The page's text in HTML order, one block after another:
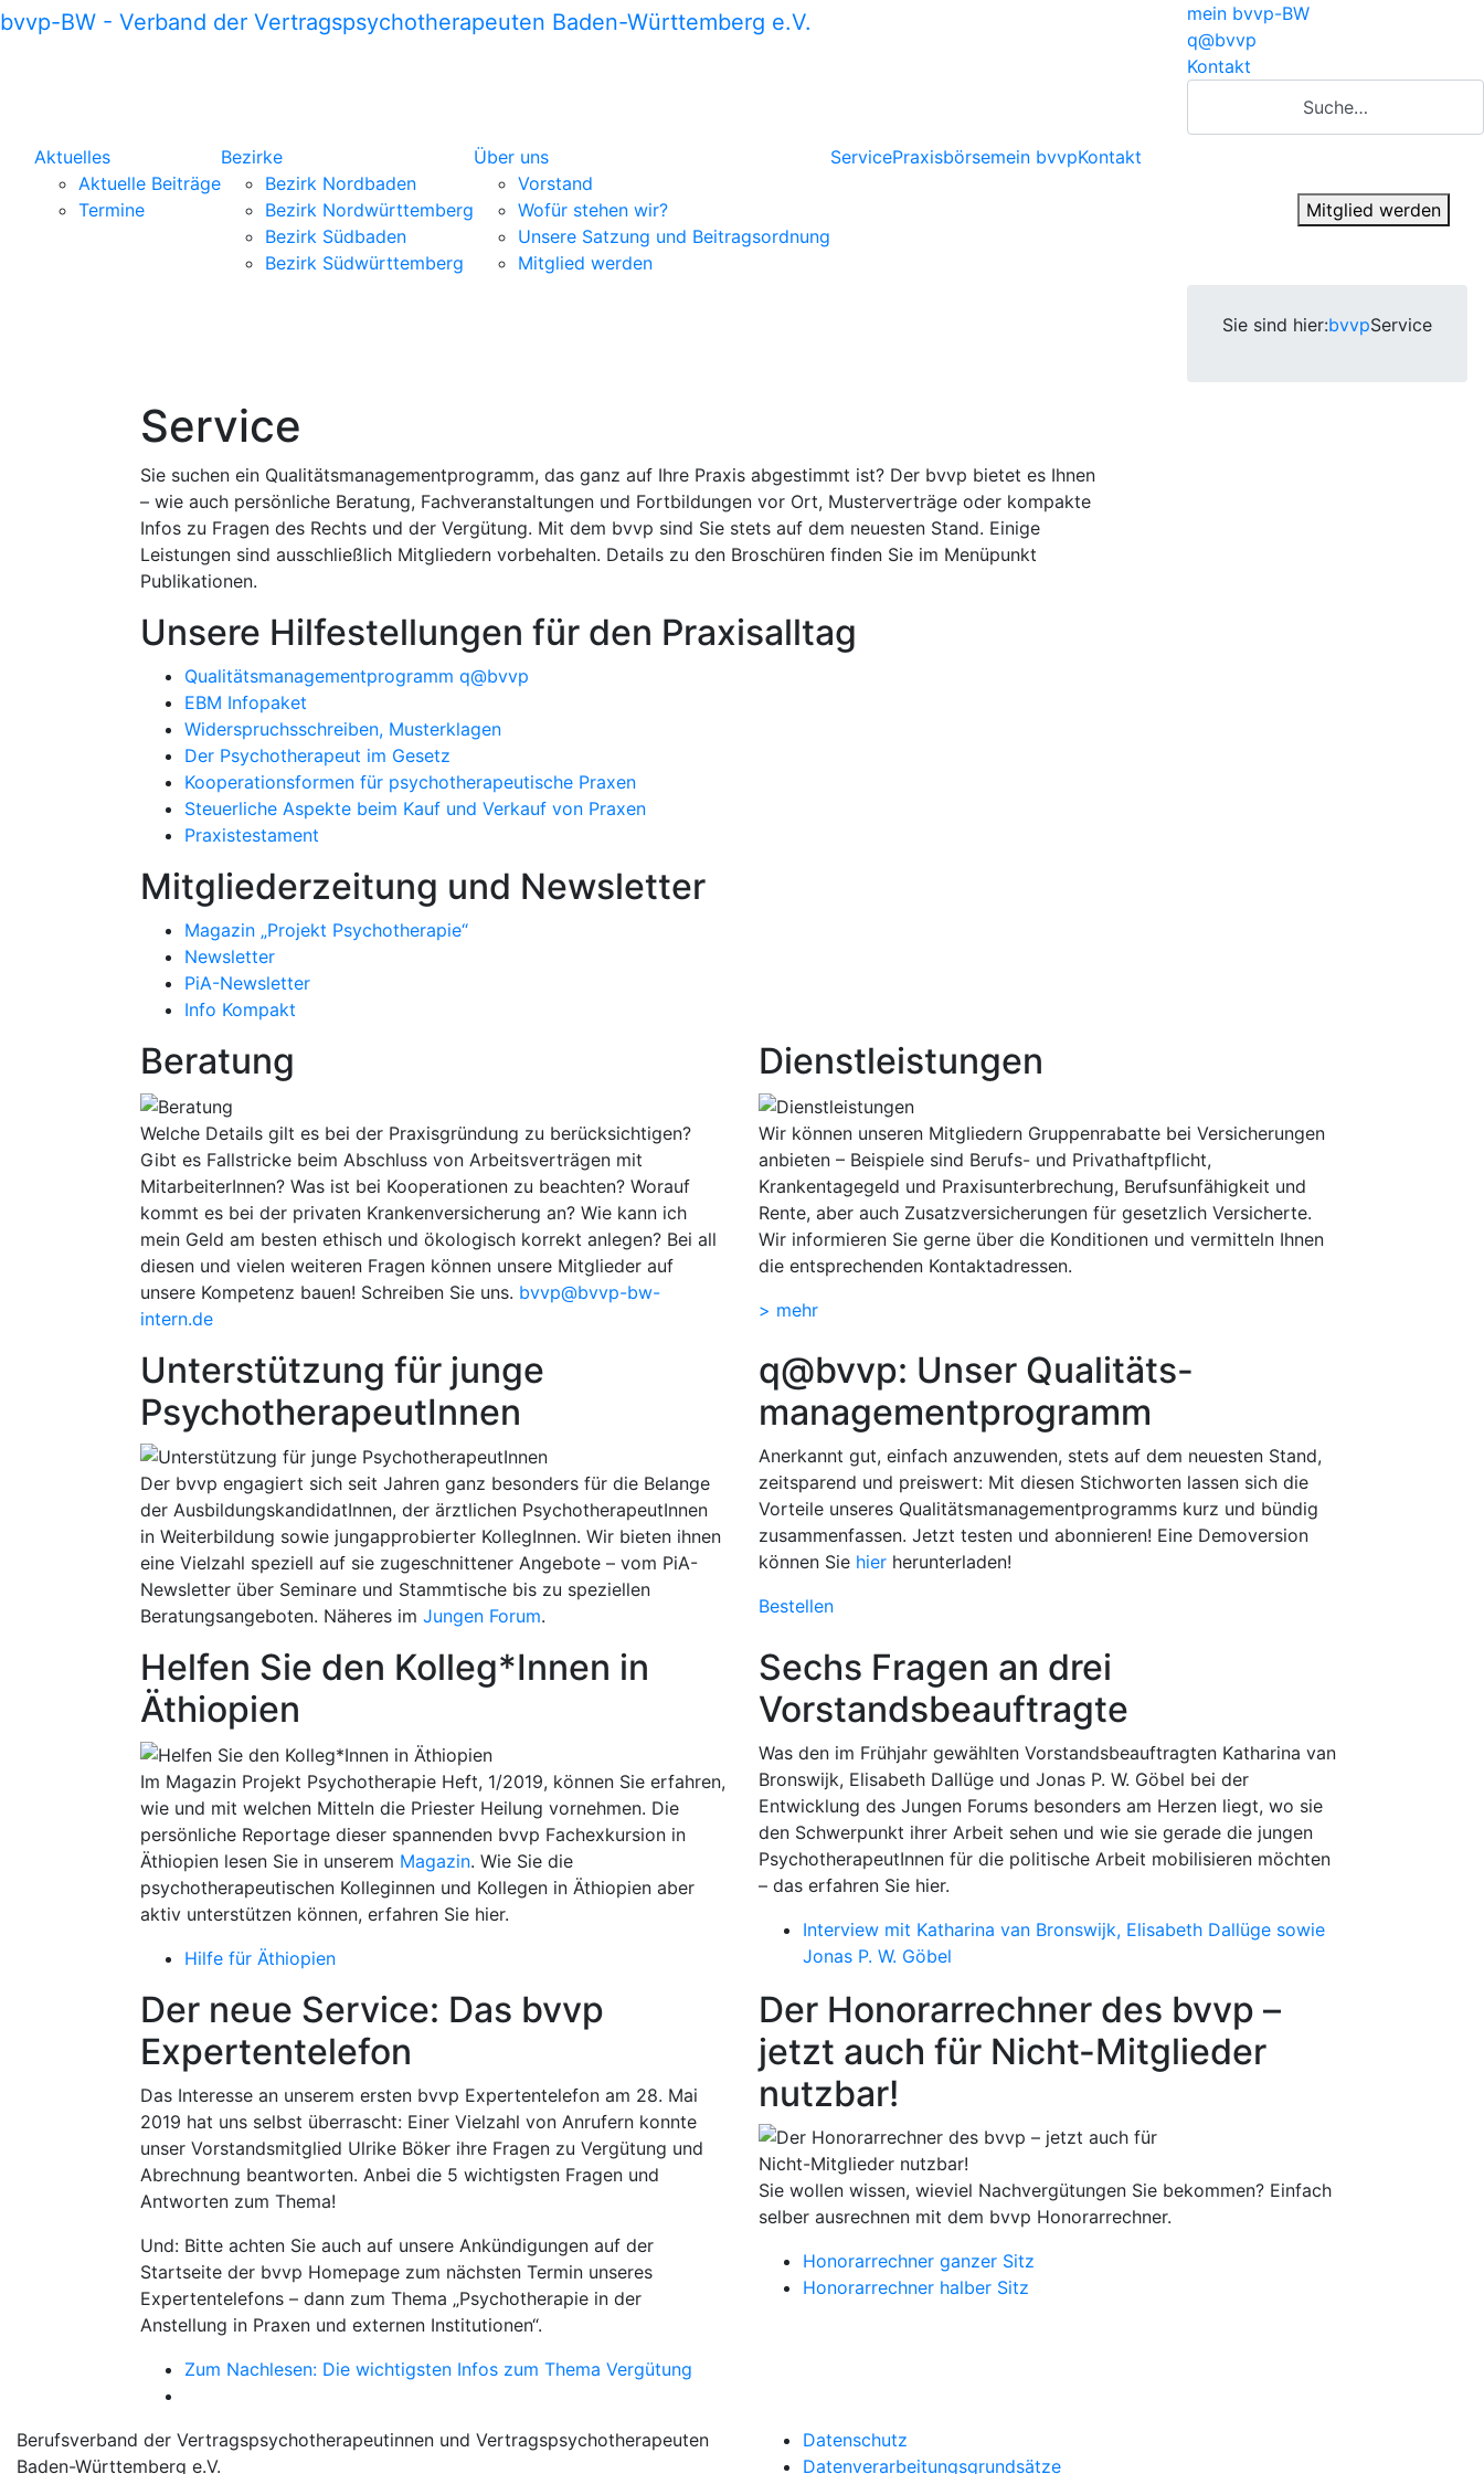
bvvp-BW - Verband der Vertragspsychotherapeuten Baden-Württemberg e.V.
mein bvvp-BW
q@bvvp
Kontakt
Suche…
Aktuelles
Aktuelle Beiträge
Termine
Bezirke
Bezirk Nordbaden
Bezirk Nordwürttemberg
Bezirk Südbaden
Bezirk Südwürttemberg
Über uns
Vorstand
Wofür stehen wir?
Unsere Satzung und Beitragsordnung
Mitglied werden
ServicePraxisbörsemein bvvpKontakt
Mitglied werden
Sie sind hier:bvvpService
Service
Sie suchen ein Qualitätsmanagementprogramm, das ganz auf Ihre Praxis abgestimmt ist? Der bvvp bietet es Ihnen
– wie auch persönliche Beratung, Fachveranstaltungen und Fortbildungen vor Ort, Musterverträge oder kompakte
Infos zu Fragen des Rechts und der Vergütung. Mit dem bvvp sind Sie stets auf dem neuesten Stand. Einige
Leistungen sind ausschließlich Mitgliedern vorbehalten. Details zu den Broschüren finden Sie im Menüpunkt
Publikationen.
Unsere Hilfestellungen für den Praxisalltag
Qualitätsmanagementprogramm q@bvvp
EBM Infopaket
Widerspruchsschreiben, Musterklagen
Der Psychotherapeut im Gesetz
Kooperationsformen für psychotherapeutische Praxen
Steuerliche Aspekte beim Kauf und Verkauf von Praxen
Praxistestament
Mitgliederzeitung und Newsletter
Magazin „Projekt Psychotherapie“
Newsletter
PiA-Newsletter
Info Kompakt
Beratung
Welche Details gilt es bei der Praxisgründung zu berücksichtigen?
Gibt es Fallstricke beim Abschluss von Arbeitsverträgen mit
MitarbeiterInnen? Was ist bei Kooperationen zu beachten? Worauf
kommt es bei der privaten Krankenversicherung an? Wie kann ich
mein Geld am besten ethisch und ökologisch korrekt anlegen? Bei all
diesen und vielen weiteren Fragen können unsere Mitglieder auf
unsere Kompetenz bauen! Schreiben Sie uns. bvvp@bvvp-bw-
intern.de
Dienstleistungen
Wir können unseren Mitgliedern Gruppenrabatte bei Versicherungen
anbieten – Beispiele sind Berufs- und Privathaftpflicht,
Krankentagegeld und Praxisunterbrechung, Berufsunfähigkeit und
Rente, aber auch Zusatzversicherungen für gesetzlich Versicherte.
Wir informieren Sie gerne über die Konditionen und vermitteln Ihnen
die entsprechenden Kontaktadressen.
> mehr
Unterstützung für junge
PsychotherapeutInnen
Der bvvp engagiert sich seit Jahren ganz besonders für die Belange
der AusbildungskandidatInnen, der ärztlichen PsychotherapeutInnen
in Weiterbildung sowie jungapprobierter KollegInnen. Wir bieten ihnen
eine Vielzahl speziell auf sie zugeschnittener Angebote – vom PiA-
Newsletter über Seminare und Stammtische bis zu speziellen
Beratungsangeboten. Näheres im Jungen Forum.
q@bvvp: Unser Qualitäts-
managementprogramm
Anerkannt gut, einfach anzuwenden, stets auf dem neuesten Stand,
zeitsparend und preiswert: Mit diesen Stichworten lassen sich die
Vorteile unseres Qualitätsmanagementprogramms kurz und bündig
zusammenfassen. Jetzt testen und abonnieren! Eine Demoversion
können Sie hier herunterladen!
Bestellen
Helfen Sie den Kolleg*Innen in
Äthiopien
Im Magazin Projekt Psychotherapie Heft, 1/2019, können Sie erfahren,
wie und mit welchen Mitteln die Priester Heilung vornehmen. Die
persönliche Reportage dieser spannenden bvvp Fachexkursion in
Äthiopien lesen Sie in unserem Magazin. Wie Sie die
psychotherapeutischen Kolleginnen und Kollegen in Äthiopien aber
aktiv unterstützen können, erfahren Sie hier.
Hilfe für Äthiopien
Sechs Fragen an drei
Vorstandsbeauftragte
Was den im Frühjahr gewählten Vorstandsbeauftragten Katharina van
Bronswijk, Elisabeth Dallüge und Jonas P. W. Göbel bei der
Entwicklung des Jungen Forums besonders am Herzen liegt, wo sie
den Schwerpunkt ihrer Arbeit sehen und wie sie gerade die jungen
PsychotherapeutInnen für die politische Arbeit mobilisieren möchten
– das erfahren Sie hier.
Interview mit Katharina van Bronswijk, Elisabeth Dallüge sowie
Jonas P. W. Göbel
Der neue Service: Das bvvp
Expertentelefon
Das Interesse an unserem ersten bvvp Expertentelefon am 28. Mai
2019 hat uns selbst überrascht: Einer Vielzahl von Anrufern konnte
unser Vorstandsmitglied Ulrike Böker ihre Fragen zu Vergütung und
Abrechnung beantworten. Anbei die 5 wichtigsten Fragen und
Antworten zum Thema!
Und: Bitte achten Sie auch auf unsere Ankündigungen auf der
Startseite der bvvp Homepage zum nächsten Termin unseres
Expertentelefons – dann zum Thema „Psychotherapie in der
Anstellung in Praxen und externen Institutionen“.
Zum Nachlesen: Die wichtigsten Infos zum Thema Vergütung
Der Honorarrechner des bvvp –
jetzt auch für Nicht-Mitglieder
nutzbar!
Sie wollen wissen, wieviel Nachvergütungen Sie bekommen? Einfach
selber ausrechnen mit dem bvvp Honorarrechner.
Honorarrechner ganzer Sitz
Honorarrechner halber Sitz
Berufsverband der Vertragspsychotherapeutinnen und Vertragspsychotherapeuten
Baden-Württemberg e.V.
Datenschutz
Datenverarbeitungsgrundsätze